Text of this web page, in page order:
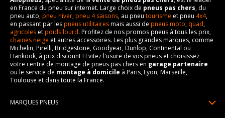
en France du pneu sur internet. Large choix de pneus pas chers, du
pneu auto,pneu hiver,pneu 4 saisons, au pneu tourisme et pneu 4x4,
en passant par lespneus utilitairesmais aussi de pneus moto, quad,
agricoles etpoids lourd. Profitez de nos promos pneus à tous les prix,
chaines neige et autres accessoires. Les plus grandes marques, comme
Michelin, Pirelli, Bridgestone, Goodyear, Dunlop, Continental ou
Hankook, à prix discount ! Evitez l'usure de vos pneus et choisissez
votre centre de montage de pneus pas chers en garage partenaire
ou le service de montage à domicile à Paris, Lyon, Marseille,
Toulouse et dans toute la France.
MARQUES PNEUS